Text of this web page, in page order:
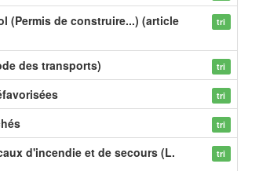
(Permis de construire...) (article
tri
des transports) tri
tri
tri
d'incendie et de secours (L.
tri